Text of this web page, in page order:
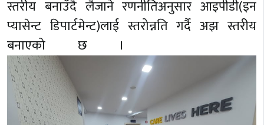
स्तरीय बनाउँदै लैजाने रणनीतिअनुसार आइपीडी(इन
प्यासेन्ट डिपार्टमेन्ट)लाई स्तरोन्नति गर्दै अझ स्तरीय
बनाएको छ ।